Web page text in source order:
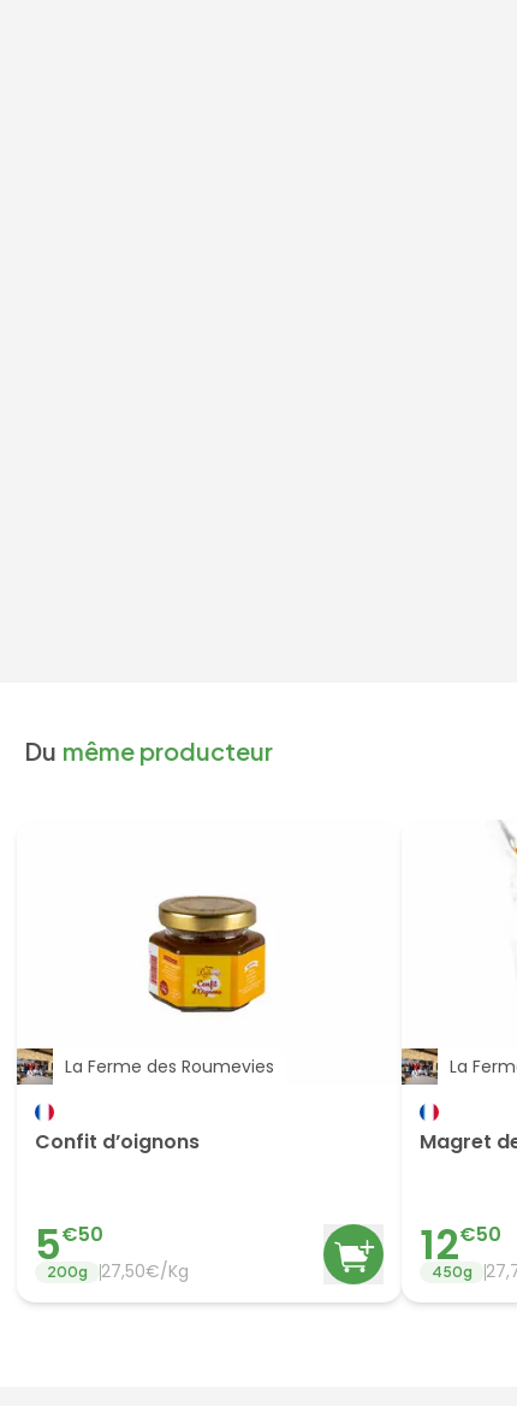
Du même producteur
La Ferme des Roumevies
Confit d’oignons
5€50
200g 27,50€/Kg
La
Magret
12€50
450g